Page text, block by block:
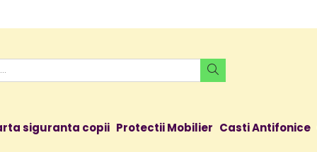
siguranta copii Protectii Mobilier Casti Antifonice